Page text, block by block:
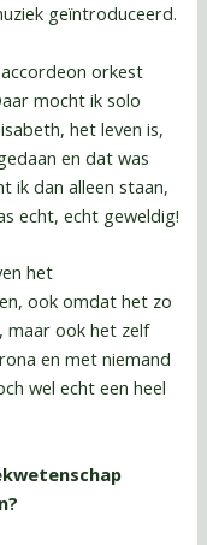
geïntroduceerd.
orkest
mocht ik solo
het leven is,
en dat was
ik dan alleen staan,
echt, echt geweldig!
het
ook omdat het zo
maar ook het zelf
en met niemand
wel echt een heel